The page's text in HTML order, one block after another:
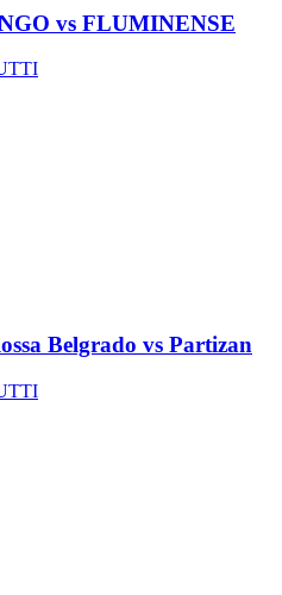
vs FLUMINENSE
Belgrado vs Partizan